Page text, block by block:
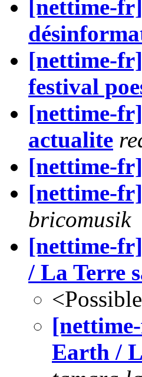
[nettime-
[nettime-
festival
[nettime-
actualite
[nettime-
[nettime-
bricomusik
[nettime-
/ La Terre
Earth /